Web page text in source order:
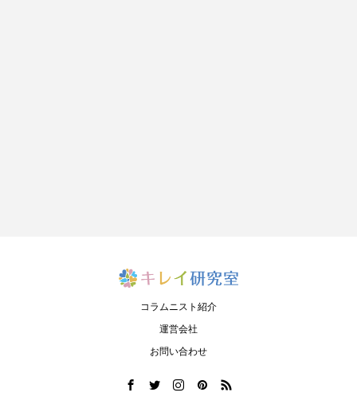
コラムニスト紹介
運営会社
お問い合わせ